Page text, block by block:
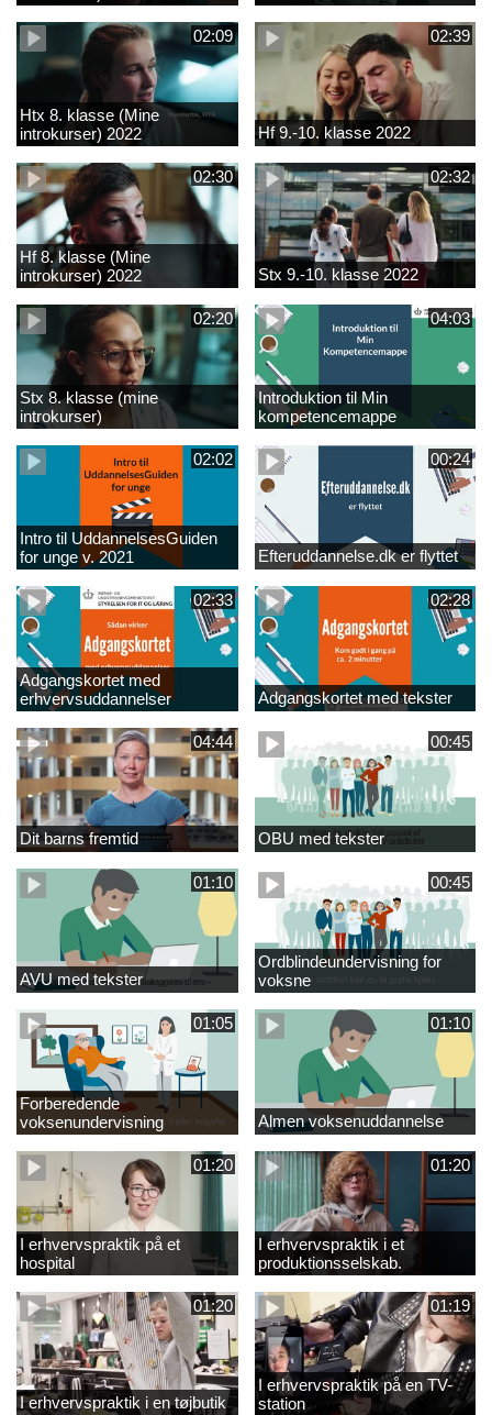
02:09
Htx 8. klasse (Mine
introkurser) 2022
02:39
Hf 9.-10. klasse 2022
02:30
Hf 8. klasse (Mine
introkurser) 2022
02:32
Stx 9.-10. klasse 2022
02:20
Stx 8. klasse (mine
introkurser)
04:03
Introduktion til Min
kompetencemappe
02:02
Intro til UddannelsesGuiden
for unge v. 2021
00:24
Efteruddannelse.dk er flyttet
02:33
Adgangskortet med
erhvervsuddannelser
02:28
Adgangskortet med tekster
04:44
Dit barns fremtid
00:45
OBU med tekster
01:10
AVU med tekster
00:45
Ordblindeundervisning for
voksne
01:05
Forberedende
voksenundervisning
01:10
Almen voksenuddannelse
01:20
I erhvervspraktik på et
hospital
01:20
I erhvervspraktik i et
produktionsselskab.
01:20
I erhvervspraktik i en tøjbutik
01:19
I erhvervspraktik på en TV-
station